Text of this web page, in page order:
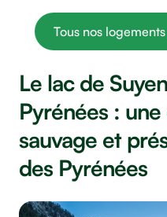
Tous nos
Le lac de
Pyrénées : une
sauvage et
des Pyrénées